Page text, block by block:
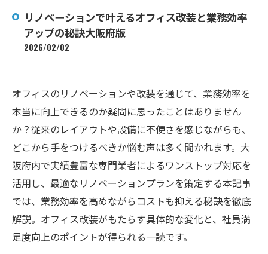
リノベーションで叶えるオフィス改装と業務効率
アップの秘訣大阪府版
2026/02/02
オフィスのリノベーションや改装を通じて、業務効率を
本当に向上できるのか疑問に思ったことはありません
か？従来のレイアウトや設備に不便さを感じながらも、
どこから手をつけるべきか悩む声は多く聞かれます。大
阪府内で実績豊富な専門業者によるワンストップ対応を
活用し、最適なリノベーションプランを策定する本記事
では、業務効率を高めながらコストも抑える秘訣を徹底
解説。オフィス改装がもたらす具体的な変化と、社員満
足度向上のポイントが得られる一読です。